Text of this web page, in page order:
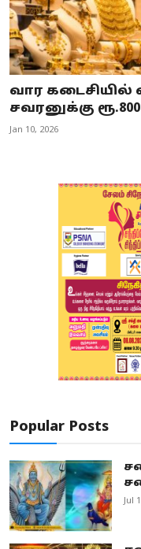
வார
சவரனுக்கு
Jan 10, 2026
Popular Posts
Jul